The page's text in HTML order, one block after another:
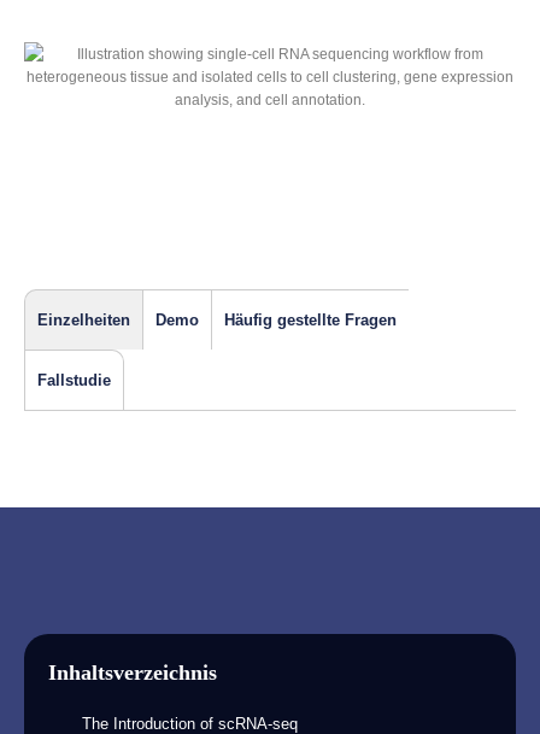
Einzelheiten Demo Häufig gestellte Fragen
Fallstudie
Inhaltsverzeichnis
The Introduction of scRNA-seq